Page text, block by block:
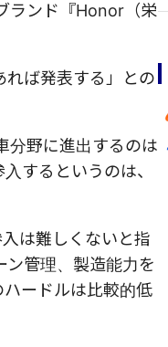
ランド『Honor（栄
ば発表する」との
分野に進出するのは
するというのは、
は難しくないと指
管理、製造能力を
ードルは比較的低